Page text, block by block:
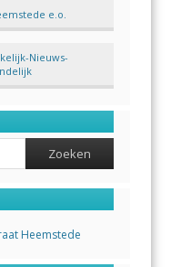
e.o.
Nieuws-
Heemstede